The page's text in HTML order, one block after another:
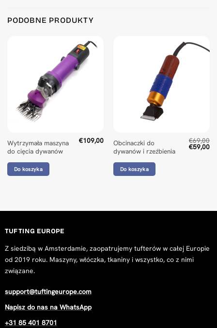
PODOBNE PRODUKTY
Wytrzymała maszyna
do cięcia dywanów
€109,00
Do koszyka
Obcinaczki do
dywanów i rzeźbienia
€69,00
cena
€59,00
Do koszyka
TUFTING EUROPE
Z siedzibą w Amsterdamie, zaopatrujemy tufterów w całej Europie
od 2019 roku. Maszyny, włóczka, tkaniny i wszystko, co z nimi
związane.
support@tuftingeurope.com
Napisz do nas na WhatsApp
+31 85 401 8701